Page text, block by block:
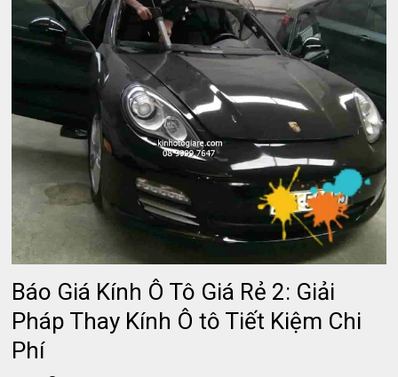
Báo Giá Kính Ô Tô Giá Rẻ 2: Giải
Pháp Thay Kính Ô tô Tiết Kiệm Chi
Phí